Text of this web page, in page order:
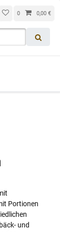
0 0,00 €
Portionen
und